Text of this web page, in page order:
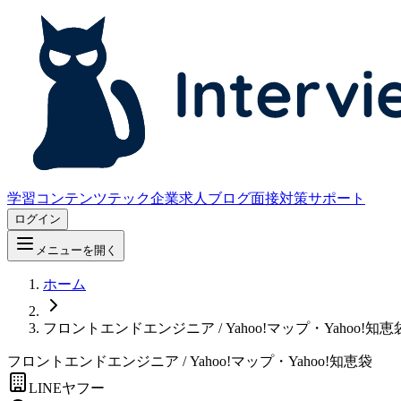
学習コンテンツテック企業求人 ブログ面接対策サポート
ログイン
メニューを開く
ホーム
フロントエンドエンジニア / Yahoo!マップ・Yahoo!知恵
フロントエンドエンジニア / Yahoo!マップ・Yahoo!知恵袋
LINEヤフー